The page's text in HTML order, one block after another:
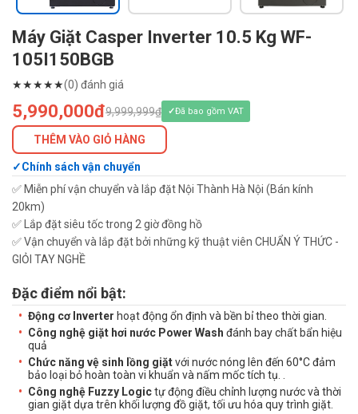
Máy Giặt Casper Inverter 10.5 Kg WF-
105I150BGB
★★★★★(0) đánh giá
5,990,000đ9,999,999₫ Đã bao gồm VAT
THÊM VÀO GIỎ HÀNG
Chính sách vận chuyển
✅ Miễn phí vận chuyển và lắp đặt Nội Thành Hà Nội (Bán kính
20km)
✅ Lắp đặt siêu tốc trong 2 giờ đồng hồ
✅ Vận chuyển và lắp đặt bởi những kỹ thuật viên CHUẨN Ý THỨC -
GIỎI TAY NGHỀ
Đặc điểm nổi bật:
Động cơ Inverter hoạt động ổn định và bền bỉ theo thời gian.
Công nghệ giặt hơi nước Power Wash đánh bay chất bẩn hiệu
quả
Chức năng vệ sinh lồng giặtvới nước nóng lên đến 60°C đảm
bảo loại bỏ hoàn toàn vi khuẩn và nấm mốc tích tụ. .
Công nghệ Fuzzy Logictự động điều chỉnh lượng nước và thời
gian giặt dựa trên khối lượng đồ giặt, tối ưu hóa quy trình giặt.